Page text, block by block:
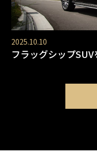
2025.10.10
フラッグシップ